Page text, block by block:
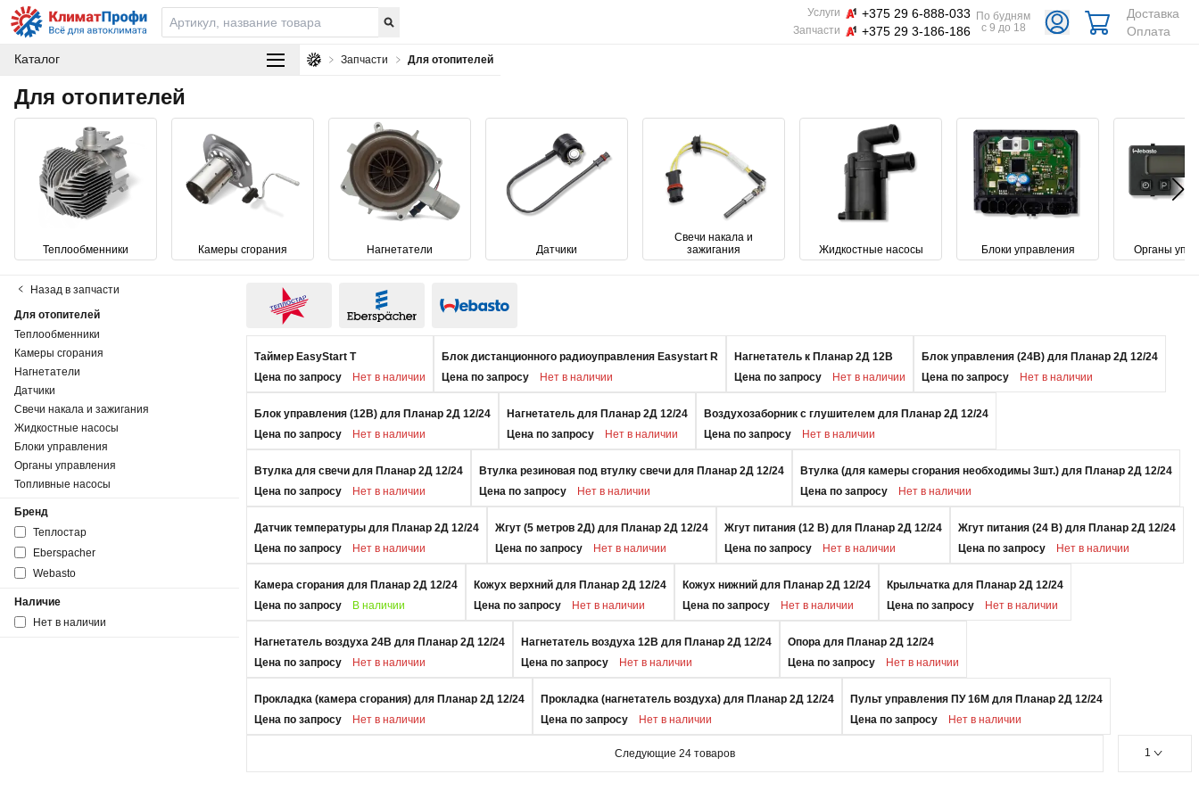
Услуги +375 29 6-888-033
Запчасти +375 29 3-186-186
По будням
с 9 до 18
Доставка
Оплата
Каталог
Запчасти Для отопителей
Для отопителей
Теплообменники Камеры сгорания Нагнетатели Датчики
Свечи накала и
зажигания
Жидкостные насосы Блоки управления Органы
Назад в запчасти
Для отопителей
Теплообменники
Камеры сгорания
Нагнетатели
Датчики
Свечи накала и зажигания
Жидкостные насосы
Блоки управления
Органы управления
Топливные насосы
Бренд
Теплостар
Eberspacher
Webasto
Наличие
Нет в наличии
Таймер EasyStart T
Цена по запросу
Нет в наличии
Блок дистанционного радиоуправления Easystart R
Цена по запросу
Нет в наличии
Нагнетатель к Планар 2Д 12В
Цена по запросу
Нет в наличии
Блок управления (24В) для Планар 2Д 12/24
Цена по запросу
Нет в наличии
Блок управления (12В) для Планар 2Д 12/24
Цена по запросу
Нет в наличии
Нагнетатель для Планар 2Д 12/24
Цена по запросу
Нет в наличии
Воздухозаборник с глушителем для Планар 2Д 12/24
Цена по запросу
Нет в наличии
Втулка для свечи для Планар 2Д 12/24
Цена по запросу
Нет в наличии
Втулка резиновая под втулку свечи для Планар 2Д 12/24
Цена по запросу
Нет в наличии
Втулка (для камеры сгорания необходимы 3шт.) для Планар 2Д 12/24
Цена по запросу
Нет в наличии
Датчик температуры для Планар 2Д 12/24
Цена по запросу
Нет в наличии
Жгут (5 метров 2Д) для Планар 2Д 12/24
Цена по запросу
Нет в наличии
Жгут питания (12 В) для Планар 2Д 12/24
Цена по запросу
Нет в наличии
Жгут питания (24 В) для Планар 2Д 12/24
Цена по запросу
Нет в наличии
Камера сгорания для Планар 2Д 12/24
Цена по запросу
В наличии
Кожух верхний для Планар 2Д 12/24
Цена по запросу
Нет в наличии
Кожух нижний для Планар 2Д 12/24
Цена по запросу
Нет в наличии
Крыльчатка для Планар 2Д 12/24
Цена по запросу
Нет в наличии
Нагнетатель воздуха 24В для Планар 2Д 12/24
Цена по запросу
Нет в наличии
Нагнетатель воздуха 12В для Планар 2Д 12/24
Цена по запросу
Нет в наличии
Опора для Планар 2Д 12/24
Цена по запросу
Нет в наличии
Прокладка (камера сгорания) для Планар 2Д 12/24
Цена по запросу
Нет в наличии
Прокладка (нагнетатель воздуха) для Планар 2Д 12/24
Цена по запросу
Нет в наличии
Пульт управления ПУ 16М для Планар 2Д 12/24
Цена по запросу
Нет в наличии
Следующие24 товаров 1